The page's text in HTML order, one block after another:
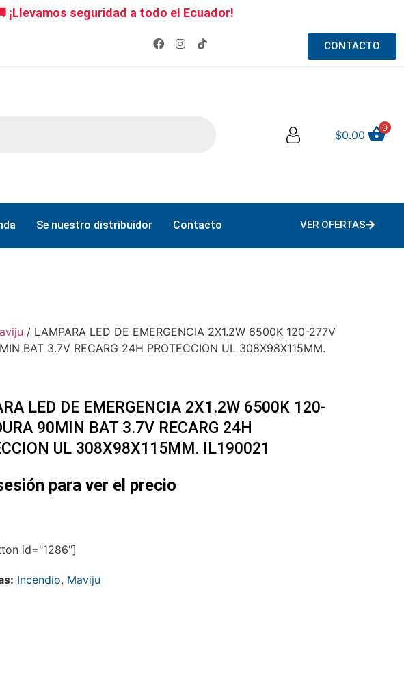
seguridad a todo el Ecuador!
CONTACTO
$0.00
0
Se nuestro distribuidor Contacto VER OFERTAS
/ LAMPARA LED DE EMERGENCIA 2X1.2W 6500K 120-277V
BAT 3.7V RECARG 24H PROTECCION UL 308X98X115MM.
LED DE EMERGENCIA 2X1.2W 6500K 120-
90MIN BAT 3.7V RECARG 24H
UL 308X98X115MM. IL190021
para ver el precio
id="1286"]
Incendio, Maviju